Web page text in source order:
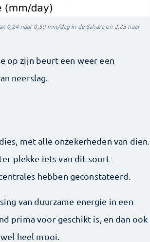
0,24 naar 0,59 mm/dag in de Sahara en 2,23 naar
op zijn beurt een weer een
neerslag.
met alle onzekerheden van dien.
plekke iets van dit soort
hebben geconstateerd.
van duurzame energie in een
prima voor geschikt is, en dan ook
heel mooi.